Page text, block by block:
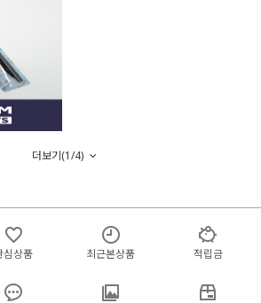
더보기(1/4)
심상품 최근본상품 적립금